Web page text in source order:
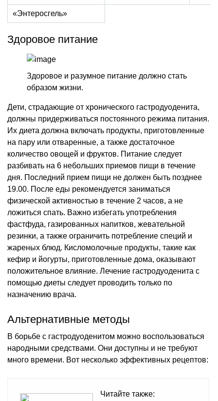
«Энтеросгель»
Здоровое питание
Здоровое и разумное питание должно стать
образом жизни.
Дети, страдающие от хронического гастродуоденита,
должны придерживаться постоянного режима питания.
Их диета должна включать продукты, приготовленные
на пару или отваренные, а также достаточное
количество овощей и фруктов. Питание следует
разбивать на 6 небольших приемов пищи в течение
дня. Последний прием пищи не должен быть позднее
19.00. После еды рекомендуется заниматься
физической активностью в течение 2 часов, а не
ложиться спать. Важно избегать употребления
фастфуда, газированных напитков, жевательной
резинки, а также ограничить потребление специй и
жареных блюд. Кисломолочные продукты, такие как
кефир и йогурты, приготовленные дома, оказывают
положительное влияние. Лечение гастродуоденита с
помощью диеты следует проводить только по
назначению врача.
Альтернативные методы
В борьбе с гастродуоденитом можно воспользоваться
народными средствами. Они доступны и не требуют
много времени. Вот несколько эффективных рецептов:
Читайте также: